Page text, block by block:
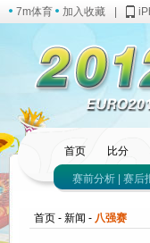
7m体育 加入收藏
首页 比分
赛前分析 赛后
首页 - 新闻 - 八强赛